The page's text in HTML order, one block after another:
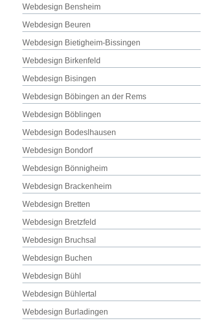
Webdesign Bensheim
Webdesign Beuren
Webdesign Bietigheim-Bissingen
Webdesign Birkenfeld
Webdesign Bisingen
Webdesign Böbingen an der Rems
Webdesign Böblingen
Webdesign Bodeslhausen
Webdesign Bondorf
Webdesign Bönnigheim
Webdesign Brackenheim
Webdesign Bretten
Webdesign Bretzfeld
Webdesign Bruchsal
Webdesign Buchen
Webdesign Bühl
Webdesign Bühlertal
Webdesign Burladingen